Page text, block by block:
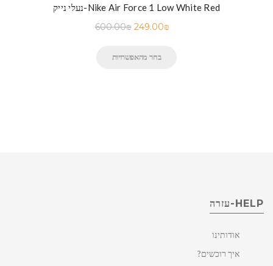
נעלי נייק-Nike Air Force 1 Low White Red
600.00₪ 249.00₪
בחר מהאפשרויות
HELP-עזרה
אודותינו
איך רוכשים?